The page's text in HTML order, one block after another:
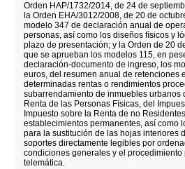
Orden HAP/1732/2014, de 24 de
la Orden EHA/3012/2008, de 20 de
modelo 347 de declaración anual de
personas, así como los diseños físicos y
plazo de presentación; y la Orden de 20
que se aprueban los modelos 115, en
declaración-documento de ingreso, los
euros, del resumen anual de retenciones
determinadas rentas o rendimientos
subarrendamiento de inmuebles urbanos
Renta de las Personas Físicas, del
Impuesto sobre la Renta de no
establecimientos permanentes, así como
para la sustitución de las hojas interiores
soportes directamente legibles por
condiciones generales y el procedimiento
telemática.